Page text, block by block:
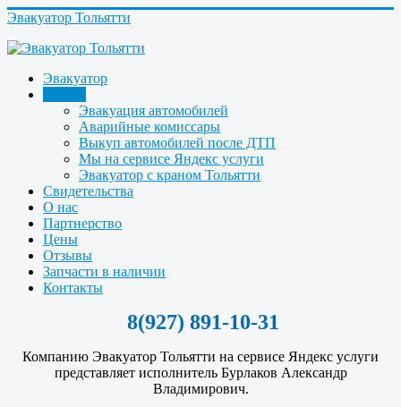
Эвакуатор Тольятти
Эвакуатор
Эвакуация автомобилей
Аварийные комиссары
Выкуп автомобилей после ДТП
Мы на сервисе Яндекс услуги
Эвакуатор с краном Тольятти
Свидетельства
О нас
Партнерство
Цены
Отзывы
Запчасти в наличии
Контакты
8(927) 891-10-31
Компанию Эвакуатор Тольятти на сервисе Яндекс услуги
представляет исполнитель Бурлаков Александр
Владимирович.